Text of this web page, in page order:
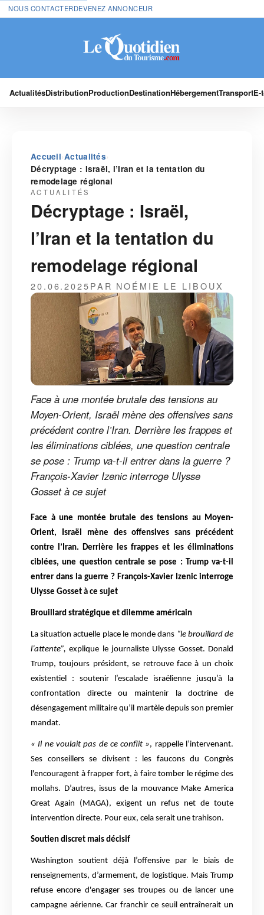
NOUS CONTACTERDEVENEZ ANNONCEUR
ActualitésDistributionProductionDestinationHébergementTransport
Accueil›Actualités›
Décryptage : Israël, l’Iran et la tentation du
remodelage régional
ACTUALITÉS
Décryptage : Israël,
l’Iran et la tentation du
remodelage régional
20.06.2025PAR NOÉMIE LE LIBOUX
Face à une montée brutale des tensions au
Moyen-Orient, Israël mène des offensives sans
précédent contre l’Iran. Derrière les frappes et
les éliminations ciblées, une question centrale
se pose : Trump va-t-il entrer dans la guerre ?
François-Xavier Izenic interroge Ulysse
Gosset à ce sujet
Face à une montée brutale des tensions au Moyen-
Orient, Israël mène des offensives sans précédent
contre l’Iran. Derrière les frappes et les éliminations
ciblées, une question centrale se pose : Trump va-t-il
entrer dans la guerre ? François-Xavier Izenic interroge
Ulysse Gosset à ce sujet
Brouillard stratégique et dilemme américain
La situation actuelle place le monde dans “le brouillard de
l’attente”, explique le journaliste Ulysse Gosset. Donald
Trump, toujours président, se retrouve face à un choix
existentiel : soutenir l’escalade israélienne jusqu’à la
confrontation directe ou maintenir la doctrine de
désengagement militaire qu’il martèle depuis son premier
mandat.
« Il ne voulait pas de ce conflit », rappelle l’intervenant.
Ses conseillers se divisent : les faucons du Congrès
l'encouragent à frapper fort, à faire tomber le régime des
mollahs. D’autres, issus de la mouvance Make America
Great Again (MAGA), exigent un refus net de toute
intervention directe. Pour eux, cela serait une trahison.
Soutien discret mais décisif
Washington soutient déjà l’offensive par le biais de
renseignements, d’armement, de logistique. Mais Trump
refuse encore d'engager ses troupes ou de lancer une
campagne aérienne. Car franchir ce seuil entraînerait un